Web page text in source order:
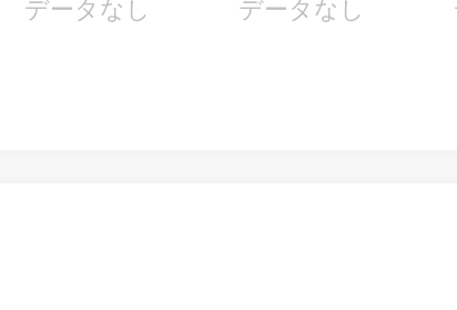
データなし データなし